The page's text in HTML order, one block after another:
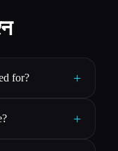
for? +
+